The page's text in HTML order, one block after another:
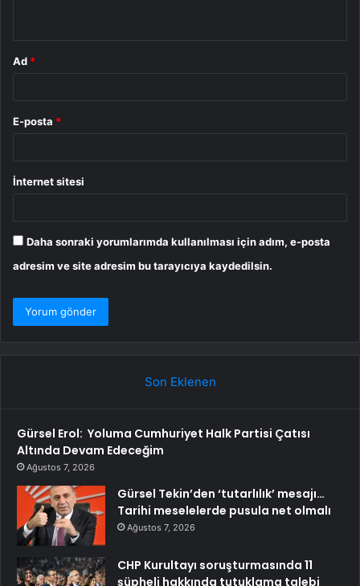
Ad *
E-posta *
İnternet sitesi
Daha sonraki yorumlarımda kullanılması için adım, e-posta
adresim ve site adresim bu tarayıcıya kaydedilsin.
Son Eklenen
Gürsel Erol: Yoluma Cumhuriyet Halk Partisi Çatısı
Altında Devam Edeceğim
Ağustos 7, 2026
Gürsel Tekin’den ‘tutarlılık’ mesajı…
Tarihi meselelerde pusula net olmalı
Ağustos 7, 2026
CHP Kurultayı soruşturmasında 11
şüpheli hakkında tutuklama talebi